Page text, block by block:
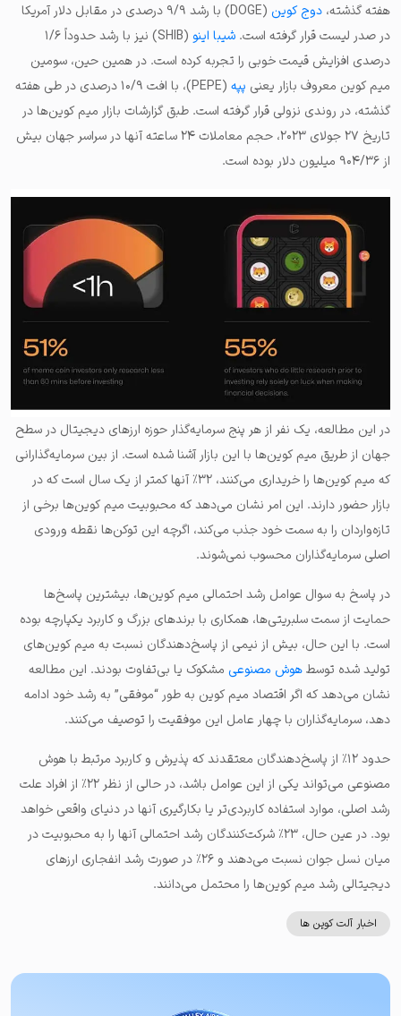
هفته گذشته، دوج کوین
(DOGE) با رشد ۹/۹ درصدی در مقابل دلار آمریکا
در صدر لیست قرار گرفته است. شیبا اینو
(SHIB) نیز با رشد حدوداً ۱/۶
درصدی افزایش قیمت خوبی را تجربه کرده است. در همین حین، سومین
میم کوین معروف بازار یعنی پپه
(PEPE)، با افت ۱۰/۹ درصدی در طی هفته
گذشته، در روندی نزولی قرار گرفته است. طبق گزارشات بازار میم کوین‌ها در
تاریخ ۲۷ جولای ۲۰۲۳، حجم معاملات ۲۴ ساعته آنها در سراسر جهان بیش
از ۹۰۴/۳۶ میلیون دلار بوده است.
در این مطالعه، یک نفر از هر پنج سرمایه‌گذار حوزه ارزهای دیجیتال در سطح
جهان از طریق میم کوین‌ها با این بازار آشنا شده است. از بین سرمایه‌گذارانی
که میم کوین‌ها را خریداری می‌کنند، ۳۲٪ آنها کمتر از یک سال است که در
بازار حضور دارند. این امر نشان می‌دهد که محبوبیت میم کوین‌ها برخی از
تازه‌واردان را به سمت خود جذب می‌کند، اگرچه این توکن‌ها نقطه ورودی
اصلی سرمایه‌گذاران محسوب نمی‌شوند.
در پاسخ به سوال عوامل رشد احتمالی میم کوین‌ها، بیشترین پاسخ‌ها
حمایت از سمت سلبریتی‌ها، همکاری با برندهای بزرگ و کاربرد یکپارچه بوده
است. با این حال، بیش از نیمی از پاسخ‌دهندگان نسبت به میم کوین‌های
تولید شده توسطهوش مصنوعی مشکوک یا بی‌‌تفاوت بودند. این مطالعه
نشان می‌دهد که اگر اقتصاد میم کوین به طور “موفقی” به رشد خود ادامه
دهد، سرمایه‌گذاران با چهار عامل این موفقیت را توصیف می‌کنند.
حدود ۱۲٪ از پاسخ‌دهندگان معتقدند که پذیرش و کاربرد مرتبط با هوش
مصنوعی می‌تواند یکی از این عوامل باشد، در حالی از نظر ۲۲٪ از افراد علت
رشد اصلی،‌ موارد استفاده کاربردی‌تر یا بکارگیری آنها در دنیای واقعی خواهد
بود. در عین حال، ۲۳٪ شرکت‌کنندگان رشد احتمالی آنها را به محبوبیت در
میان نسل جوان نسبت می‌دهند و ۲۶٪ در صورت رشد انفجاری ارزهای
دیجیتالی رشد میم کوین‌ها را محتمل می‌دانند.
اخبار آلت کوین ها